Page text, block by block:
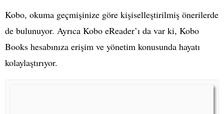
Kobo, okuma geçmişinize göre kişiselleştirilmiş önerilerde
de bulunuyor. Ayrıca Kobo eReader’ı da var ki, Kobo
Books hesabınıza erişim ve yönetim konusunda hayatı
kolaylaştırıyor.